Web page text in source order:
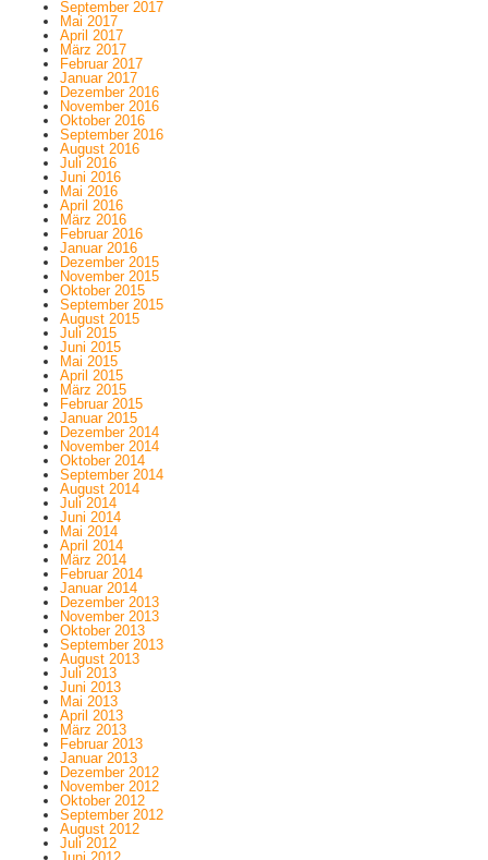
September 2017
Mai 2017
April 2017
März 2017
Februar 2017
Januar 2017
Dezember 2016
November 2016
Oktober 2016
September 2016
August 2016
Juli 2016
Juni 2016
Mai 2016
April 2016
März 2016
Februar 2016
Januar 2016
Dezember 2015
November 2015
Oktober 2015
September 2015
August 2015
Juli 2015
Juni 2015
Mai 2015
April 2015
März 2015
Februar 2015
Januar 2015
Dezember 2014
November 2014
Oktober 2014
September 2014
August 2014
Juli 2014
Juni 2014
Mai 2014
April 2014
März 2014
Februar 2014
Januar 2014
Dezember 2013
November 2013
Oktober 2013
September 2013
August 2013
Juli 2013
Juni 2013
Mai 2013
April 2013
März 2013
Februar 2013
Januar 2013
Dezember 2012
November 2012
Oktober 2012
September 2012
August 2012
Juli 2012